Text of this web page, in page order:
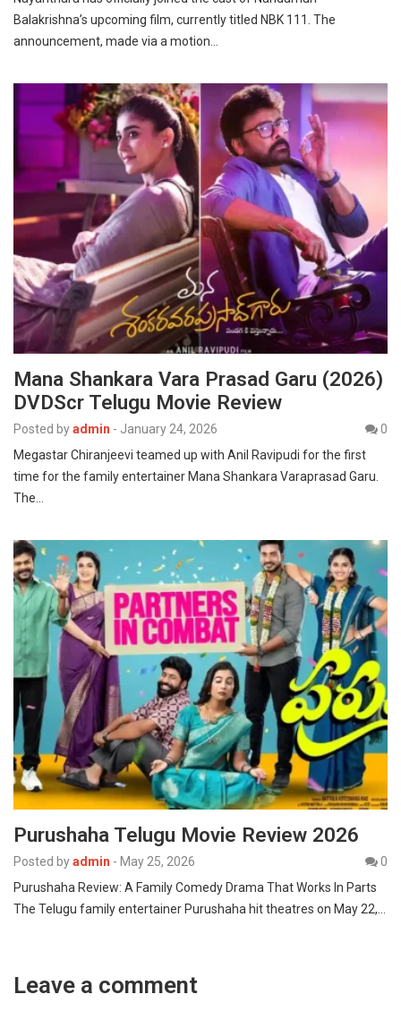
Balakrishna’s upcoming film, currently titled NBK 111. The
announcement, made via a motion…
Mana Shankara Vara Prasad Garu (2026)
DVDScr Telugu Movie Review
Posted byadmin - January 24, 2026
0
Megastar Chiranjeevi teamed up with Anil Ravipudi for the first
time for the family entertainer Mana Shankara Varaprasad Garu.
The…
Purushaha Telugu Movie Review 2026
Posted byadmin - May 25, 2026
0
Purushaha Review: A Family Comedy Drama That Works In Parts
The Telugu family entertainer Purushaha hit theatres on May 22,…
Leave a comment